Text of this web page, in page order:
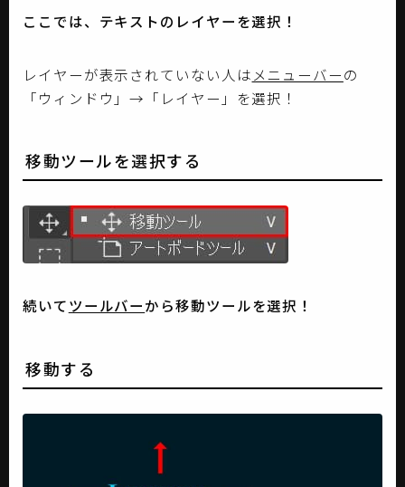
ここでは、テキストのレイヤーを選択！
レイヤーが表示されていない人は メニューバーの
「ウィンドウ」→「レイヤー」を選択！
移動ツールを選択する
続いてツールバーから移動ツールを選択！
移動する